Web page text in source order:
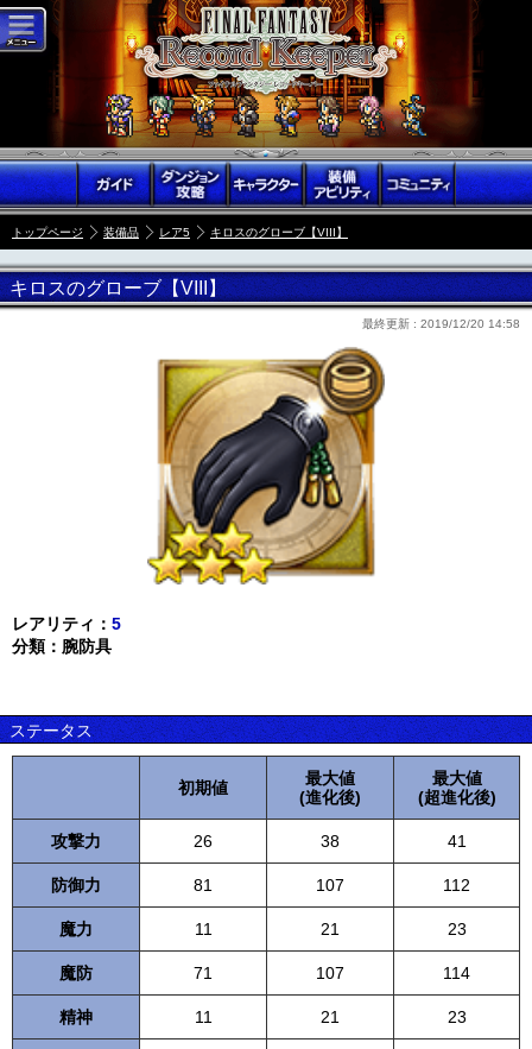
トップページ 装備品 レア5 キロスのグローブ【VIII】
キロスのグローブ【VIII】
最終更新 : 2019/12/20 14:58
レアリティ： 5
分類：腕防具
ステータス
初期値
最大値
(進化後)
最大値
(超進化後)
攻撃力 26 38 41
防御力 81 107 112
魔力 11 21 23
魔防 71 107 114
精神 11 21 23